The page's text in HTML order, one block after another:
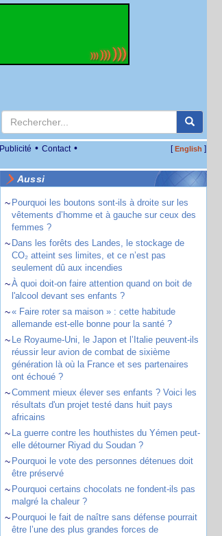
Publicité • Contact • [English ]
Aussi
~ Pourquoi les boutons sont-ils à droite sur les
vêtements d’homme et à gauche sur ceux des
femmes ?
~ Dans les forêts des Landes, le stockage de
CO₂ atteint ses limites, et ce n’est pas
seulement dû aux incendies
~À quoi doit-on faire attention quand on boit de
l'alcool devant ses enfants ?
~« Faire roter sa maison » : cette habitude
allemande est-elle bonne pour la santé ?
~ Le Royaume-Uni, le Japon et l’Italie peuvent-ils
réussir leur avion de combat de sixième
génération là où la France et ses partenaires
ont échoué ?
~Comment mieux élever ses enfants ? Voici les
résultats d'un projet testé dans huit pays
africains
~ La guerre contre les houthistes du Yémen peut-
elle détourner Riyad du Soudan ?
~ Pourquoi le vote des personnes détenues doit
être préservé
~ Pourquoi certains chocolats ne fondent-ils pas
malgré la chaleur ?
~ Pourquoi le fait de naître sans défense pourrait
être l’une des plus grandes forces de